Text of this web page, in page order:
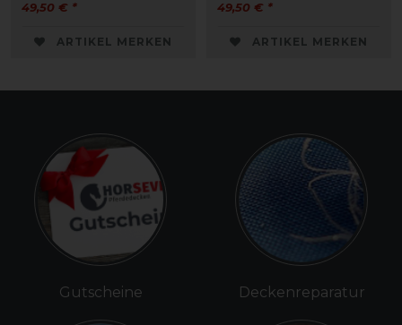
49,50 € *
ARTIKEL MERKEN
49,50 € *
ARTIKEL MERKEN
Gutscheine Deckenreparatur